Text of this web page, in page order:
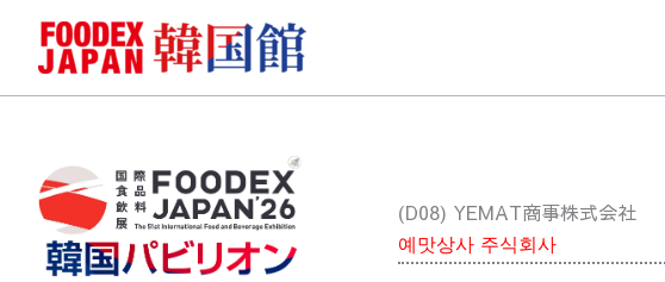
(D08) YEMAT商事株式会社
예맛상사 주식회사